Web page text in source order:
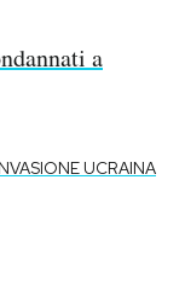
a
UCRAINA